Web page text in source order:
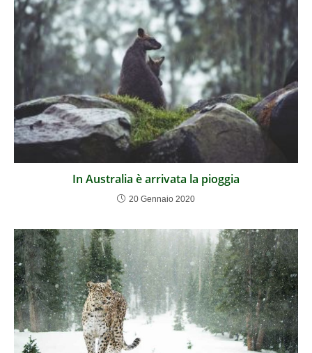
In Australia è arrivata la pioggia
20 Gennaio 2020